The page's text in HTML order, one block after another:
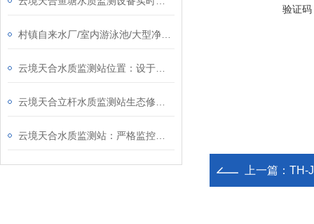
验证码
上一篇： TH-